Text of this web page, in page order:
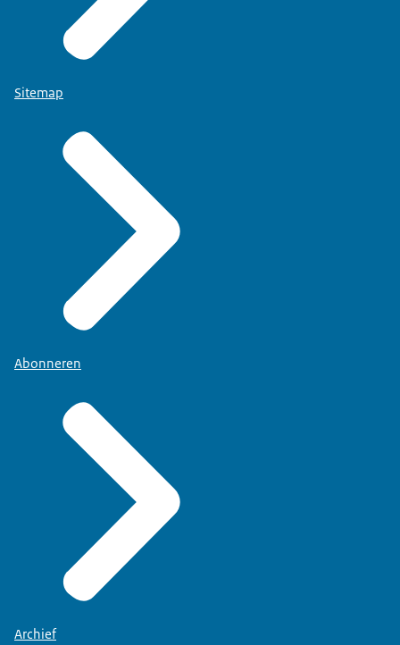
Sitemap
Abonneren
Archief